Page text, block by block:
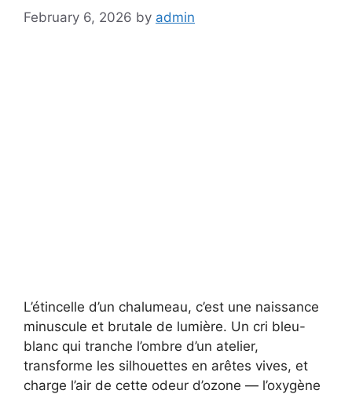
February 6, 2026 by admin
L’étincelle d’un chalumeau, c’est une naissance
minuscule et brutale de lumière. Un cri bleu-
blanc qui tranche l’ombre d’un atelier,
transforme les silhouettes en arêtes vives, et
charge l’air de cette odeur d’ozone — l’oxygène